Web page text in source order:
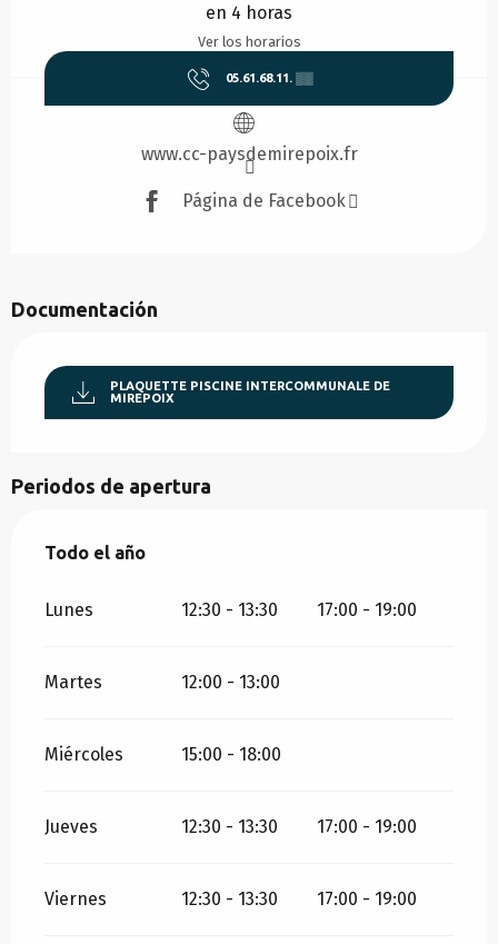
en 4 horas
Ver los horarios
05.61.68.11. ▒▒
www.cc-paysdemirepoix.fr
Página de Facebook
Documentación
PLAQUETTE PISCINE INTERCOMMUNALE DE
MIREPOIX
Periodos de apertura
Todo el año
Todo el año
Lunes 12:30 - 13:30 17:00 - 19:00
Martes 12:00 - 13:00
Miércoles 15:00 - 18:00
Jueves 12:30 - 13:30 17:00 - 19:00
Viernes 12:30 - 13:30 17:00 - 19:00